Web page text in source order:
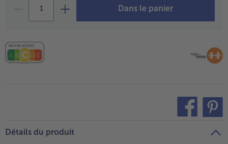
Dans le panier
Détails du produit